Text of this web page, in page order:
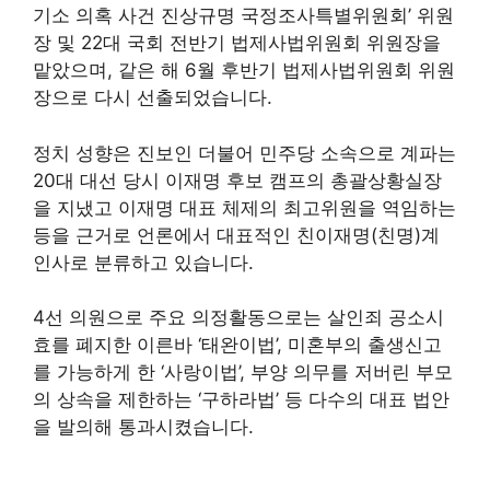
기소 의혹 사건 진상규명 국정조사특별위원회’ 위원
장 및 22대 국회 전반기 법제사법위원회 위원장을
맡았으며, 같은 해 6월 후반기 법제사법위원회 위원
장으로 다시 선출되었습니다.
정치 성향은 진보인 더불어 민주당 소속으로 계파는
20대 대선 당시 이재명 후보 캠프의 총괄상황실장
을 지냈고 이재명 대표 체제의 최고위원을 역임하는
등을 근거로 언론에서 대표적인 친이재명(친명)계
인사로 분류하고 있습니다.
4선 의원으로 주요 의정활동으로는 살인죄 공소시
효를 폐지한 이른바 ‘태완이법’, 미혼부의 출생신고
를 가능하게 한 ‘사랑이법’, 부양 의무를 저버린 부모
의 상속을 제한하는 ‘구하라법’ 등 다수의 대표 법안
을 발의해 통과시켰습니다.